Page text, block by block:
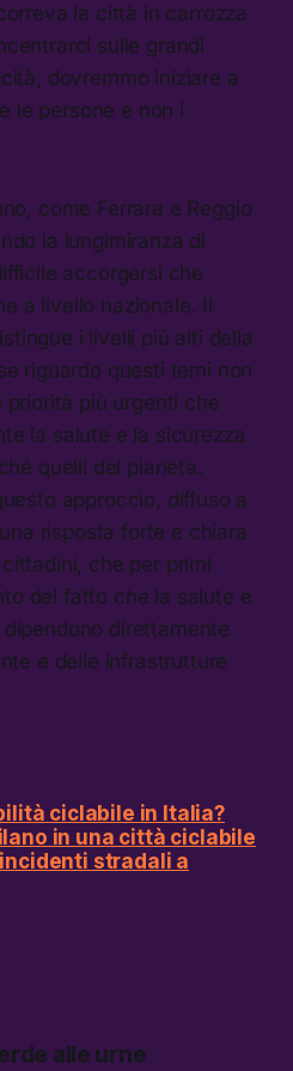
la città in carrozza
sulle grandi
dovremmo iniziare a
le persone e non i
come Ferrara e Reggio
la lungimiranza di
accorgersi che
a livello nazionale. Il
i livelli più alti della
riguardo questi temi non
più urgenti che
la salute e la sicurezza
quelli del pianeta.
approccio, diffuso a
risposta forte e chiara
che per primi
del fatto che la salute e
direttamente
e delle infrastrutture
ciclabile in Italia?
in una città ciclabile
stradali a
alle urne